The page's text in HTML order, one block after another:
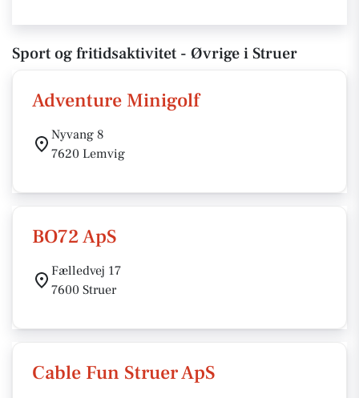
Sport og fritidsaktivitet - Øvrige i Struer
Adventure Minigolf
Nyvang 8
7620 Lemvig
BO72 ApS
Fælledvej 17
7600 Struer
Cable Fun Struer ApS